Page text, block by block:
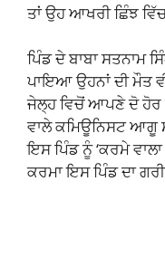
ਤਾਂ ਉਹ ਆਖਰੀ ਛਿੰਝ
ਪਿੰਡ ਦੇ ਬਾਬਾ ਸਤਨਾਮ
ਪਾਇਆ ਉਹਨਾਂ ਦੀ ਮੌਤ
ਜੇਲ੍ਹ ਵਿਚੋਂ ਆਪਣੇ ਦੋ ਹੋਰ
ਵਾਲੇ ਕਮਿਊਨਿਸਟ ਆਗੂ
ਇਸ ਪਿੰਡ ਨੂੰ ‘ਕਰਮੇ ਵਾਲਾ
ਕਰਮਾ ਇਸ ਪਿੰਡ ਦਾ